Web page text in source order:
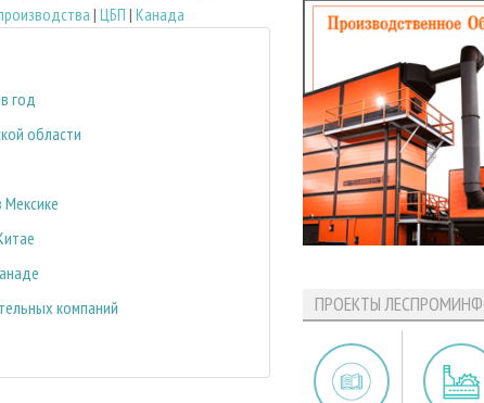
| ЦБП | Канада
год
области
компаний ПРОЕКТЫ